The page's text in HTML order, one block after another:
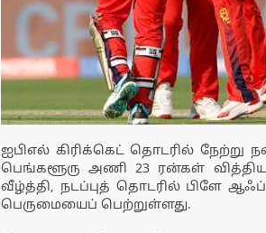
ஐபிஎல் கிரிக்கெட் தொடரில்
பெங்களூரு அணி 23 ரன்கள்
வீழ்த்தி, நடப்புத் தொடரில் பிளே
பெருமையைப் பெற்றுள்ளது.